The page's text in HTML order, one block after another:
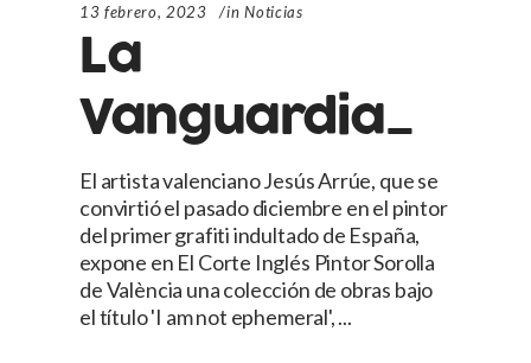
13 febrero, 2023 in Noticias
La
Vanguardia_
El artista valenciano Jesús Arrúe, que se
convirtió el pasado diciembre en el pintor
del primer grafiti indultado de España,
expone en El Corte Inglés Pintor Sorolla
de València una colección de obras bajo
el título 'I am not ephemeral',